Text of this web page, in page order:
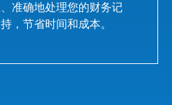
准确地处理您的财务记
，节省时间和成本。